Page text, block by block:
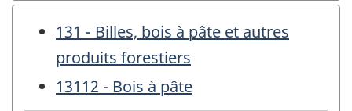
131 - Billes, bois à pâte et autres
produits forestiers
13112 - Bois à pâte